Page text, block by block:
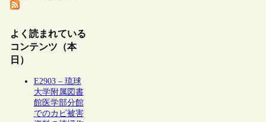
よく読まれている
コンテンツ（本
日）
E2903 – 琉球
大学附属図書
館医学部分館
でのカビ被害